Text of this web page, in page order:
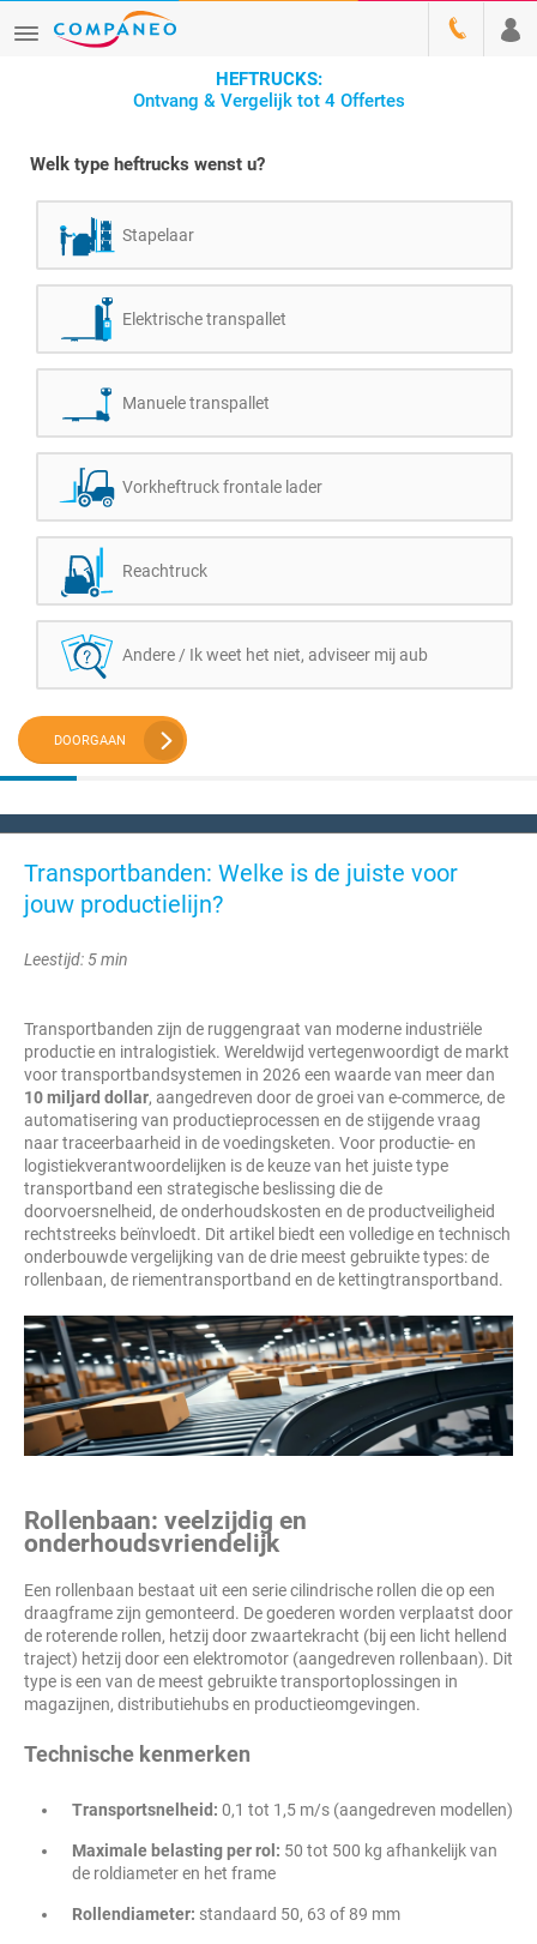
HEFTRUCKS:
Ontvang & Vergelijk tot 4 Offertes
Welk type heftrucks wenst u?
Stapelaar
Elektrische transpallet
Manuele transpallet
Vorkheftruck frontale lader
Reachtruck
Andere / Ik weet het niet, adviseer mij aub
DOORGAAN
Transportbanden: Welke is de juiste voor
jouw productielijn?
Leestijd: 5 min
Transportbanden zijn de ruggengraat van moderne industriële
productie en intralogistiek. Wereldwijd vertegenwoordigt de markt
voor transportbandsystemen in 2026 een waarde van meer dan
10 miljard dollar, aangedreven door de groei van e-commerce, de
automatisering van productieprocessen en de stijgende vraag
naar traceerbaarheid in de voedingsketen. Voor productie- en
logistiekverantwoordelijken is de keuze van het juiste type
transportband een strategische beslissing die de
doorvoersnelheid, de onderhoudskosten en de productveiligheid
rechtstreeks beïnvloedt. Dit artikel biedt een volledige en technisch
onderbouwde vergelijking van de drie meest gebruikte types: de
rollenbaan, de riementransportband en de kettingtransportband.
Rollenbaan: veelzijdig en
onderhoudsvriendelijk
Een rollenbaan bestaat uit een serie cilindrische rollen die op een
draagframe zijn gemonteerd. De goederen worden verplaatst door
de roterende rollen, hetzij door zwaartekracht (bij een licht hellend
traject) hetzij door een elektromotor (aangedreven rollenbaan). Dit
type is een van de meest gebruikte transportoplossingen in
magazijnen, distributiehubs en productieomgevingen.
Technische kenmerken
Transportsnelheid: 0,1 tot 1,5 m/s (aangedreven modellen)
Maximale belasting per rol: 50 tot 500 kg afhankelijk van
de roldiameter en het frame
Rollendiameter: standaard 50, 63 of 89 mm